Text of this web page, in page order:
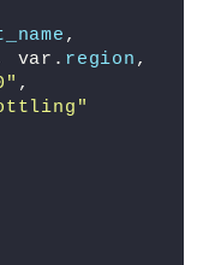
,
var. region ,
,